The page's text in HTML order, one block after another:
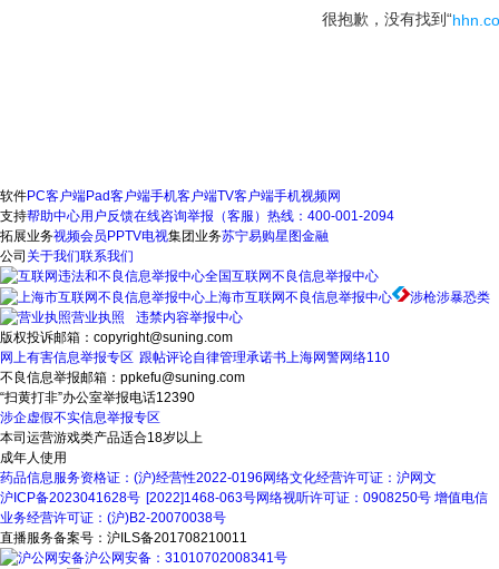
很抱歉，没有找到“hhn.co
软件PC客户端Pad客户端手机客户端TV客户端手机视频网
支持帮助中心用户反馈在线咨询举报（客服）热线：400-001-2094
拓展业务视频会员 PPTV电视集团业务苏宁易购星图金融
公司 关于我们联系我们
全国互联网不良信息举报中心
上海市互联网不良信息举报中心
涉枪涉暴恐类
违禁内容举报中心
营业执照
版权投诉邮箱：copyright@suning.com
跟帖评论自律管理承诺书
网上有害信息举报专区
上海网警网络110
不良信息举报邮箱：ppkefu@suning.com
“扫黄打非”办公室举报电话12390
涉企虚假不实信息举报专区
本司运营游戏类产品适合18岁以上
成年人使用
药品信息服务资格证：(沪)经营性2022-0196 网络文化经营许可证：沪网文
[2022]1468-063号
沪ICP备2023041628号 网络视听许可证：0908250号 增值电信
业务经营许可证：(沪)B2-20070038号
直播服务备案号：沪ILS备201708210011
沪公网安备：31010702008341号